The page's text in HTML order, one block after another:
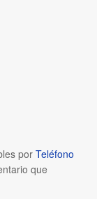
por Teléfono
que